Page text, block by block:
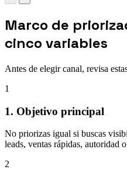
Marco de
cinco variables
Antes de elegir canal, revisa
1
1. Objetivo principal
No priorizas igual si buscas
leads, ventas rápidas, autoridad
2